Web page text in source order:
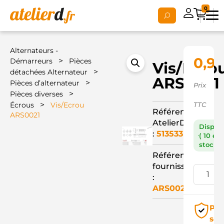
0
Alternateurs -
Démarreurs
>
Pièces
détachées Alternateur
>
Pièces d’alternateur >
Pièces diverses >
Écrous >
Vis/Ecrou
ARS0021
Vis/
ARS0021
Référence
AtelierD
:513533
Référence
fournisseur
:
ARS0021
0,92
Prix
TTC
( 10 en
stock )